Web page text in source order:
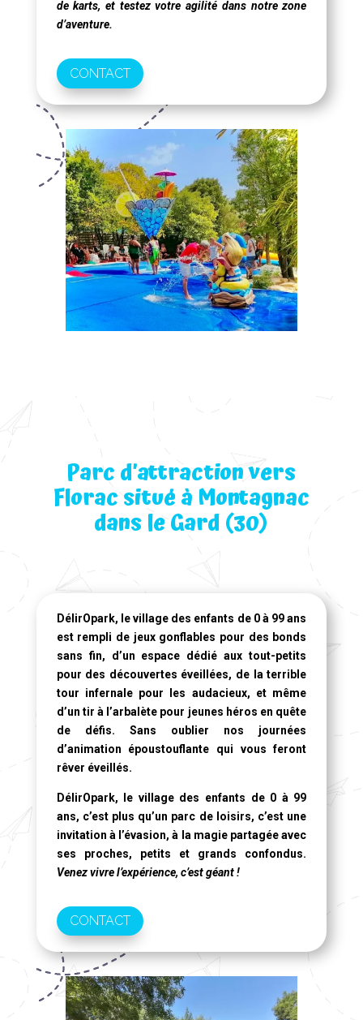
de karts, et testez votre agilité dans notre zone
d’aventure.
CONTACT
Parc d’attraction vers
Florac situé à Montagnac
dans le Gard (30)
DélirOpark, le village des enfants de 0 à 99 ans
est rempli de jeux gonflables pour des bonds
sans fin, d’un espace dédié aux tout-petits
pour des découvertes éveillées, de la terrible
tour infernale pour les audacieux, et même
d’un tir à l’arbalète pour jeunes héros en quête
de défis. Sans oublier nos journées
d’animation époustouflante qui vous feront
rêver éveillés.
DélirOpark, le village des enfants de 0 à 99
ans, c’est plus qu’un parc de loisirs, c’est une
invitation à l’évasion, à la magie partagée avec
ses proches, petits et grands confondus.
Venez vivre l’expérience, c’est géant !
CONTACT